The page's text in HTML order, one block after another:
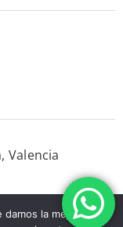
Valencia
damos la mejor